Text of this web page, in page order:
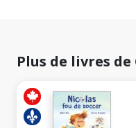
Plus de livres